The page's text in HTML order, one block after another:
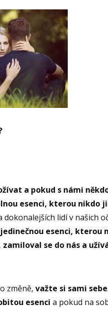
a pokud s námi
esenci, kterou nikdo
lidí v našich
esenci, kterou
se do nás a
změně, važte si sami sebe.
esenci a pokud na